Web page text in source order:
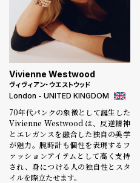
Vivienne Westwood
ヴィヴィアン・ウエストウッド
London - UNITED KINGDOM
70年代パンクの象徴として誕生した
Vivienne Westwood は、反逆精神
とエレガンスを融合した独自の美学
が魅力。腕時計も個性を表現するフ
ァッションアイテムとして高く支持
され、身につける人の独自性とスタ
イルを際立たせます。